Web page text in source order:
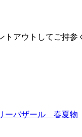
アウトしてご持参